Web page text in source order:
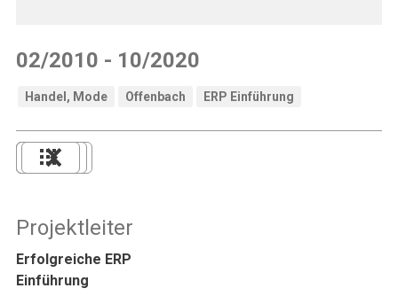
02/2010 - 10/2020
Handel, Mode Offenbach ERP Einführung
Projektleiter
Erfolgreiche ERP
Einführung